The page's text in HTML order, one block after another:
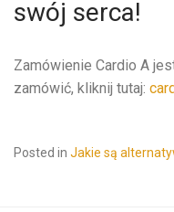
swój serca!
Zamówienie Cardio A
zamówić, kliknij tutaj:
Posted in Jakie są